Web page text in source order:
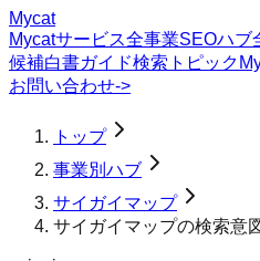
Mycat
Mycatサービス全事業SEOハブ
候補白書ガイド検索トピック
お問い合わせ->
トップ
事業別ハブ
サイガイマップ
サイガイマップの検索意